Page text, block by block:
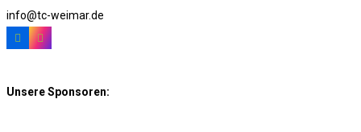
info@tc-weimar.de
Unsere Sponsoren: